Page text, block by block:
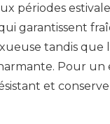
périodes
garantissent
tandis
Pour
et